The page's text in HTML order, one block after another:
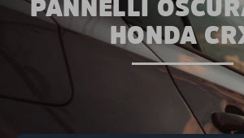
PANNELLI
HONDA